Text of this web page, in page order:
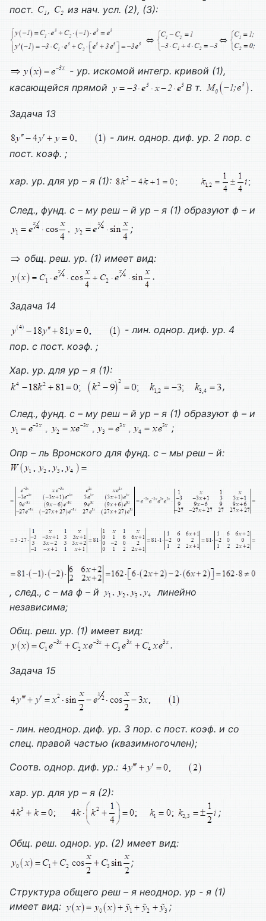
пост. , из нач. усл. (2), (3):
- ур. искомой интегр. кривой (1),
касающейся прямой
В т. .
Задача 13
- лин. однор. диф. ур. 2 пор. с
пост. коэф. ;
хар. ур. для ур – я (1):
След., фунд. с – му реш – й ур – я (1) образуют ф – и
;
общ. реш. ур. (1) имеет вид:
.
Задача 14
- лин. однор. диф. ур. 4
пор. с пост. коэф. ;
Хар. ур. для ур – я (1):
,
След., фунд. с – му реш – й ур – я (1) образуют ф – и
;
Опр – ль Вронского для фунд. с – мы реш – й:
, след., с – ма ф – й
линейно
независима;
Общ. реш. ур. (1) имеет вид:
.
Задача 15
- лин. неоднор. диф. ур. 3 пор. с пост. коэф. и со
спец. правой частью (квазимногочлен);
Соотв. однор. диф. ур.:
хар. ур. для ур – я (2):
;
Общ. реш. однор. ур. (2) имеет вид:
;
Структура общего реш – я неоднор. ур - я (1)
имеет вид:
;